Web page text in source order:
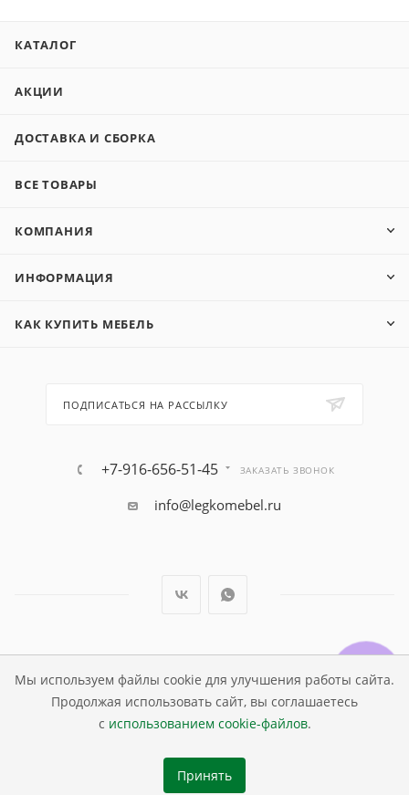
Мы используем файлы cookie для улучшения работы сайта.
Продолжая использовать сайт, вы соглашаетесь
с использованием cookie-файлов.
Принять
КАТАЛОГ
АКЦИИ
ДОСТАВКА И СБОРКА
ВСЕ ТОВАРЫ
КОМПАНИЯ
ИНФОРМАЦИЯ
КАК КУПИТЬ МЕБЕЛЬ
ПОДПИСАТЬСЯ НА РАССЫЛКУ
+7-916-656-51-45 ЗАКАЗАТЬ ЗВОНОК
info@legkomebel.ru